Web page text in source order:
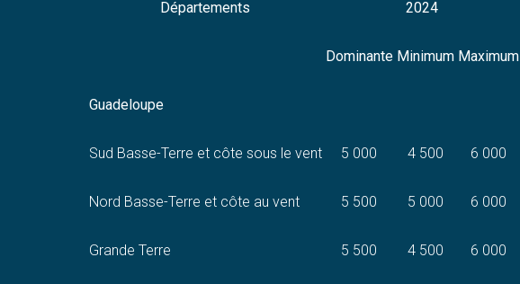
Départements 2024
Dominante Minimum Maximum
Guadeloupe
Sud Basse-Terre et côte sous le vent 5 000 4 500 6 000
Nord Basse-Terre et côte au vent 5 500 5 000 6 000
Grande Terre 5 500 4 500 6 000